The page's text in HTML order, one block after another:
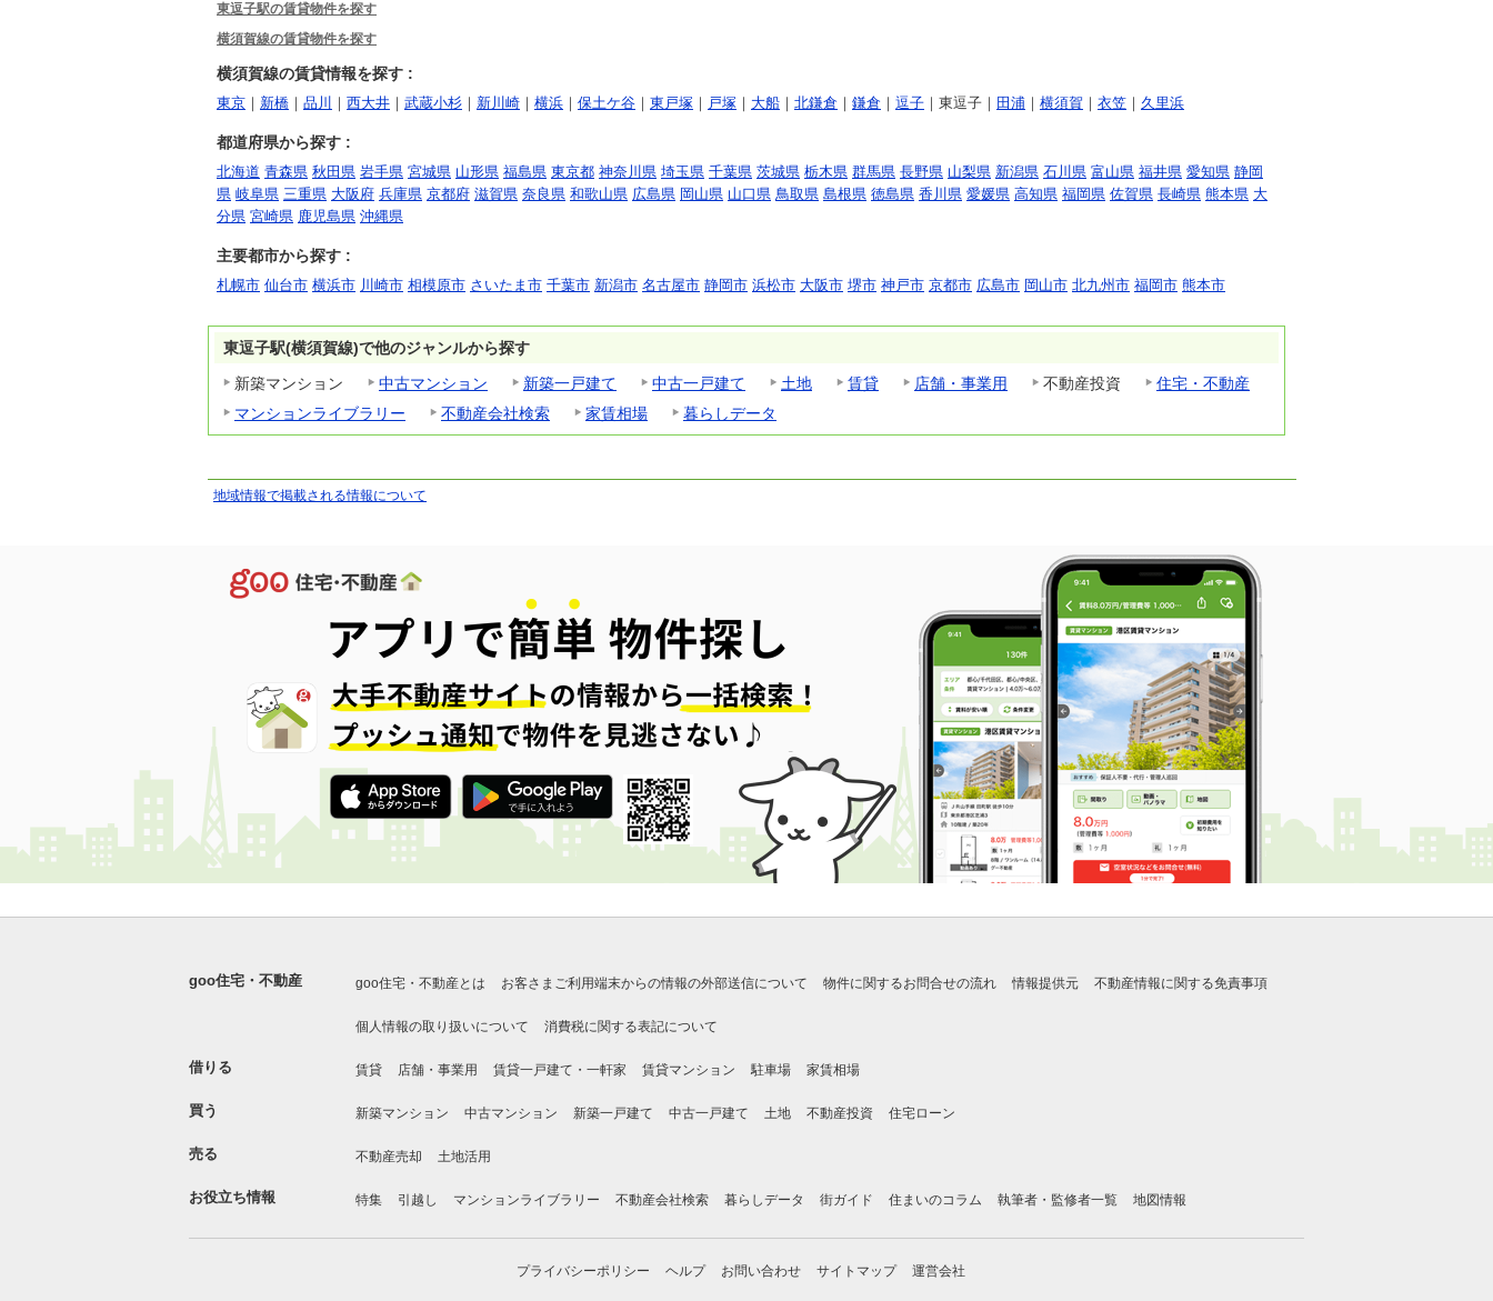
東逗子駅の賃貸物件を探す
横須賀線の賃貸物件を探す
横須賀線の賃貸情報を探す :
東京 ｜ 新橋 ｜ 品川 ｜ 西大井 ｜ 武蔵小杉 ｜ 新川崎 ｜ 横浜 ｜ 保土ケ谷 ｜ 東戸塚 ｜ 戸塚 ｜ 大船 ｜ 北鎌倉 ｜ 鎌倉 ｜ 逗子 ｜東逗子｜ 田浦 ｜ 横須賀 ｜ 衣笠 ｜ 久里浜
都道府県から探す :
北海道 青森県 秋田県 岩手県 宮城県 山形県 福島県 東京都 神奈川県 埼玉県 千葉県 茨城県 栃木県 群馬県 長野県 山梨県 新潟県 石川県 富山県 福井県 愛知県 静岡
県 岐阜県 三重県 大阪府 兵庫県 京都府 滋賀県 奈良県 和歌山県 広島県 岡山県 山口県 鳥取県 島根県 徳島県 香川県 愛媛県 高知県 福岡県 佐賀県 長崎県 熊本県 大
分県 宮崎県 鹿児島県 沖縄県
主要都市から探す :
札幌市 仙台市 横浜市 川崎市 相模原市 さいたま市 千葉市 新潟市 名古屋市 静岡市 浜松市 大阪市 堺市 神戸市 京都市 広島市 岡山市 北九州市 福岡市 熊本市
東逗子駅(横須賀線)で他のジャンルから探す
新築マンション
中古マンション 新築一戸建て 中古一戸建て 土地 賃貸 店舗・事業用 不動産投資
住宅・不動産
マンションライブラリー
不動産会社検索 家賃相場 暮らしデータ
地域情報で掲載される情報について
goo住宅・不動産 goo住宅・不動産とは お客さまご利用端末からの情報の外部送信について 物件に関するお問合せの流れ 情報提供元 不動産情報に関する免責事項
個人情報の取り扱いについて 消費税に関する表記について
借りる 賃貸 店舗・事業用 賃貸一戸建て・一軒家 賃貸マンション 駐車場 家賃相場
買う 新築マンション 中古マンション 新築一戸建て 中古一戸建て 土地 不動産投資 住宅ローン
売る 不動産売却 土地活用
お役立ち情報 特集 引越し マンションライブラリー 不動産会社検索 暮らしデータ 街ガイド 住まいのコラム 執筆者・監修者一覧 地図情報
プライバシーポリシー ヘルプ お問い合わせ サイトマップ 運営会社